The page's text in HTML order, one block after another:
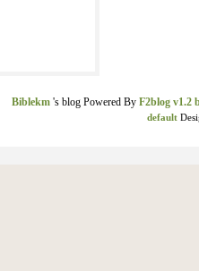
Biblekm 's blog Powered By F2blog v1.2
default